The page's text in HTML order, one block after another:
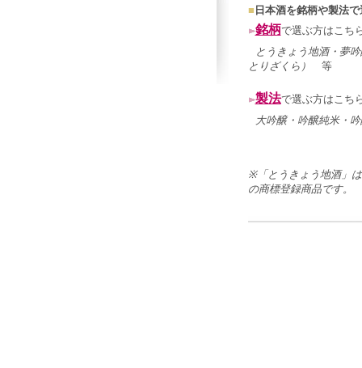
■ 日本酒を銘柄や製法
銘柄で選ぶ方はこち
とうきょう地酒・夢
とりざくら）
等
製法で選ぶ方はこち
大吟醸・吟醸純米・
※「とうきょう地酒」
の商標登録商品です。